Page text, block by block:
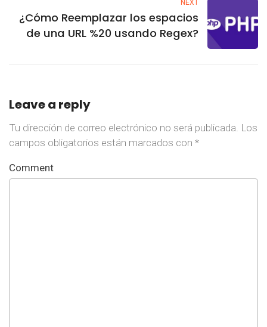
NEXT
¿Cómo Reemplazar los espacios
de una URL %20 usando Regex?
Leave a reply
Tu dirección de correo electrónico no será publicada. Los
campos obligatorios están marcados con *
Comment